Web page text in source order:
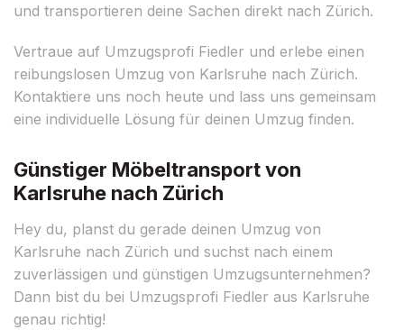
und transportieren deine Sachen direkt nach Zürich.
Vertraue auf Umzugsprofi Fiedler und erlebe einen
reibungslosen Umzug von Karlsruhe nach Zürich.
Kontaktiere uns noch heute und lass uns gemeinsam
eine individuelle Lösung für deinen Umzug finden.
Günstiger Möbeltransport von
Karlsruhe nach Zürich
Hey du, planst du gerade deinen Umzug von
Karlsruhe nach Zürich und suchst nach einem
zuverlässigen und günstigen Umzugsunternehmen?
Dann bist du bei Umzugsprofi Fiedler aus Karlsruhe
genau richtig!